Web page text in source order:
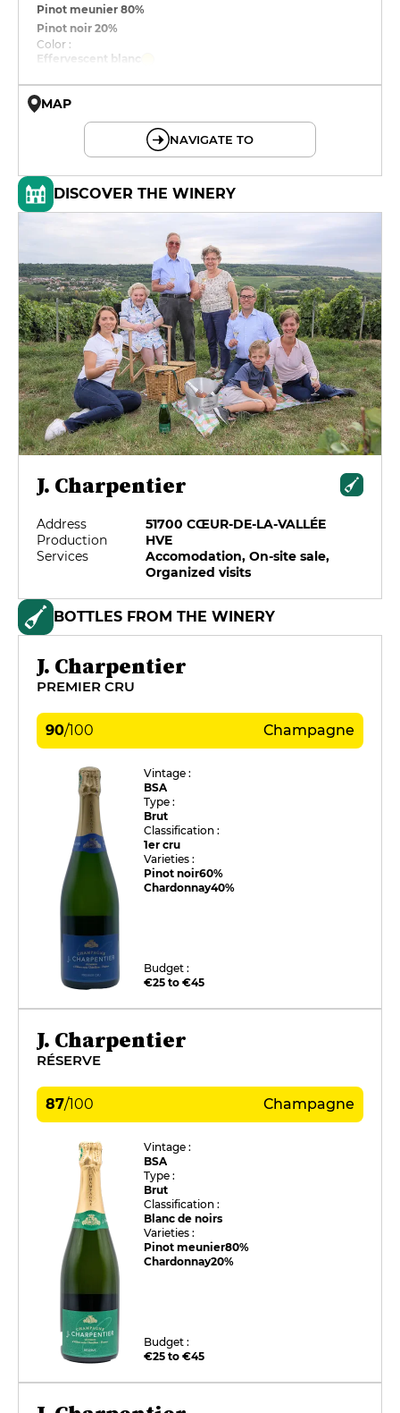
Pinot meunier80%
Pinot noir20%
Color :
Effervescent blanc
MAP
NAVIGATE TO
DISCOVER THE WINERY
J. Charpentier
Address
51700 CŒUR-DE-LA-VALLÉE
Production
HVE
Services
Accomodation, On-site sale,
Organized visits
BOTTLES FROM THE WINERY
J. Charpentier
PREMIER CRU
90/100 Champagne
Vintage :
BSA
Type :
Brut
Classification :
1er cru
Varieties :
Pinot noir60%
Chardonnay40%
Budget :
€25 to €45
J. Charpentier
RÉSERVE
87/100 Champagne
Vintage :
BSA
Type :
Brut
Classification :
Blanc de noirs
Varieties :
Pinot meunier80%
Chardonnay20%
Budget :
€25 to €45